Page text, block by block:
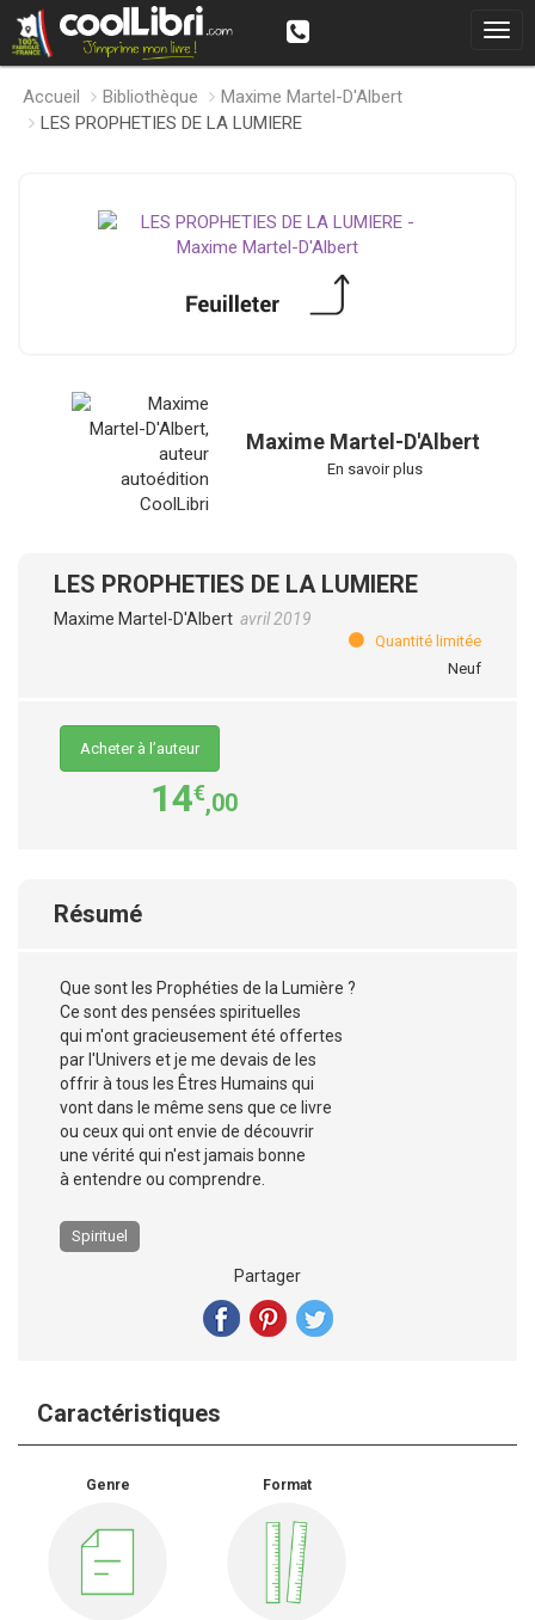
Accueil Bibliothèque
Maxime Martel-D'Albert
LES PROPHETIES DE LA LUMIERE
Maxime Martel-D'Albert
En savoir plus
LES PROPHETIES DE LA LUMIERE
Maxime Martel-D'Albert avril 2019
Quantité limitée
Neuf
Acheter à l’auteur
14€,00
Résumé
Que sont les Prophéties de la Lumière ?
Ce sont des pensées spirituelles
qui m'ont gracieusement été offertes
par l'Univers et je me devais de les
offrir à tous les Êtres Humains qui
vont dans le même sens que ce livre
ou ceux qui ont envie de découvrir
une vérité qui n'est jamais bonne
à entendre ou comprendre.
Spirituel
Partager
Caractéristiques
Genre Format